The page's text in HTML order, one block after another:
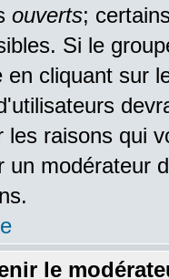
ouverts;
Si le
en cliquant sur
les raisons qui
un modérateur
le